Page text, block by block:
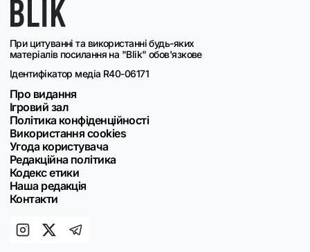
При цитуванні та використанні будь-яких
матеріалів посилання на "Blik" обов'язкове
Ідентифікатор медіа R40-06171
Про видання
Ігровий зал
Політика конфіденційності
Використання cookies
Угода користувача
Редакційна політика
Кодекс етики
Наша редакція
Контакти